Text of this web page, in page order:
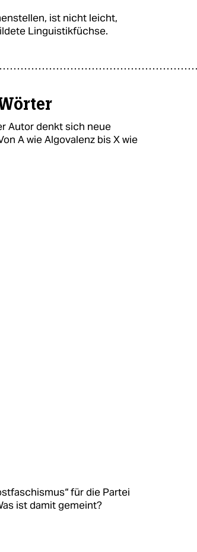
ist nicht leicht,
Linguistikfüchse.
Autor denkt sich neue
A wie Algovalenz bis X wie
für die Partei
ist damit gemeint?​